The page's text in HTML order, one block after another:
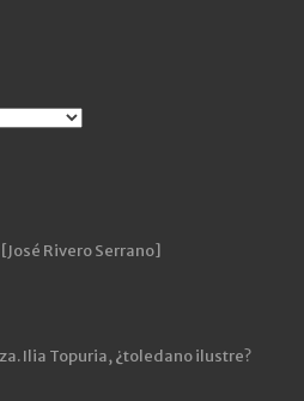
Rivero Serrano]
Ilia Topuria, ¿toledano ilustre?